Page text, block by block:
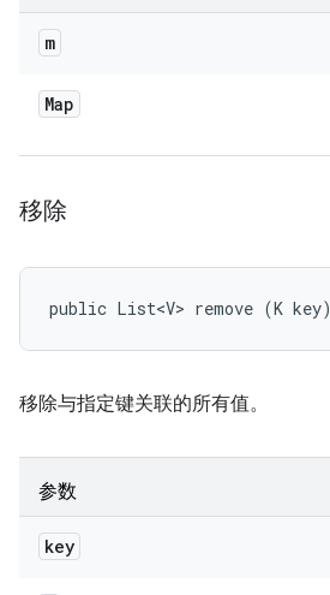
m
Map
移除
public List<V> remove (K key)
移除与指定键关联的所有值。
参数
key